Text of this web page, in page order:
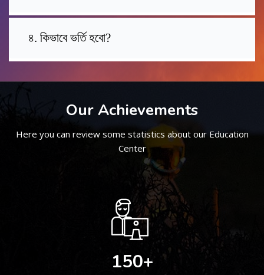
৪. কিভাবে ভর্তি হবো?
Our Achievements
Here you can review some statistics about our Education
Center
150+